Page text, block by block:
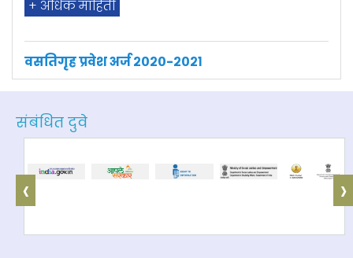
+ अधिक माहिती
भारतरत्न डॉ. बाबासाहेब आंबेडकर स्वाधार योजना सन
२०२०-२१
+ अधिक माहिती
संबंधित दुवे
‹ ›